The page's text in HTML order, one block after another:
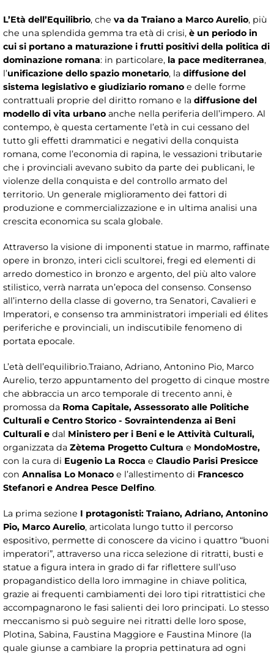
L’Età dell’Equilibrio, che va da Traiano a Marco Aurelio, più
che una splendida gemma tra età di crisi, è un periodo in
cui si portano a maturazione i frutti positivi della politica di
dominazione romana: in particolare, la pace mediterranea,
l’unificazione dello spazio monetario, la diffusione del
sistema legislativo e giudiziario romano e delle forme
contrattuali proprie del diritto romano e la diffusione del
modello di vita urbano anche nella periferia dell’impero. Al
contempo, è questa certamente l’età in cui cessano del
tutto gli effetti drammatici e negativi della conquista
romana, come l’economia di rapina, le vessazioni tributarie
che i provinciali avevano subito da parte dei publicani, le
violenze della conquista e del controllo armato del
territorio. Un generale miglioramento dei fattori di
produzione e commercializzazione e in ultima analisi una
crescita economica su scala globale.
Attraverso la visione di imponenti statue in marmo, raffinate
opere in bronzo, interi cicli scultorei, fregi ed elementi di
arredo domestico in bronzo e argento, del più alto valore
stilistico, verrà narrata un’epoca del consenso. Consenso
all’interno della classe di governo, tra Senatori, Cavalieri e
Imperatori, e consenso tra amministratori imperiali ed élites
periferiche e provinciali, un indiscutibile fenomeno di
portata epocale.
L’età dell’equilibrio.Traiano, Adriano, Antonino Pio, Marco
Aurelio, terzo appuntamento del progetto di cinque mostre
che abbraccia un arco temporale di trecento anni, è
promossa da Roma Capitale, Assessorato alle Politiche
Culturali e Centro Storico - Sovraintendenza ai Beni
Culturali e dal Ministero per i Beni e le Attività Culturali,
organizzata da Zètema Progetto Cultura e MondoMostre,
con la cura di Eugenio La Rocca e Claudio Parisi Presicce
con Annalisa Lo Monaco e l’allestimento di Francesco
Stefanori e Andrea Pesce Delfino.
La prima sezione I protagonisti: Traiano, Adriano, Antonino
Pio, Marco Aurelio, articolata lungo tutto il percorso
espositivo, permette di conoscere da vicino i quattro “buoni
imperatori”, attraverso una ricca selezione di ritratti, busti e
statue a figura intera in grado di far riflettere sull’uso
propagandistico della loro immagine in chiave politica,
grazie ai frequenti cambiamenti dei loro tipi ritrattistici che
accompagnarono le fasi salienti dei loro principati. Lo stesso
meccanismo si può seguire nei ritratti delle loro spose,
Plotina, Sabina, Faustina Maggiore e Faustina Minore (la
quale giunse a cambiare la propria pettinatura ad ogni